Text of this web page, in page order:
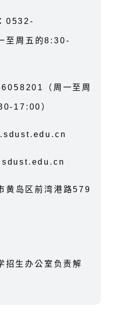
0532-
至周五的8:30-
（周一至周
17:00）
黄岛区前湾港路579
招生办公室负责解